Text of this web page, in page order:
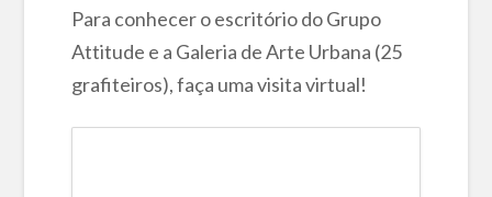
Para conhecer o escritório do Grupo
Attitude e a Galeria de Arte Urbana (25
grafiteiros), faça uma visita virtual!